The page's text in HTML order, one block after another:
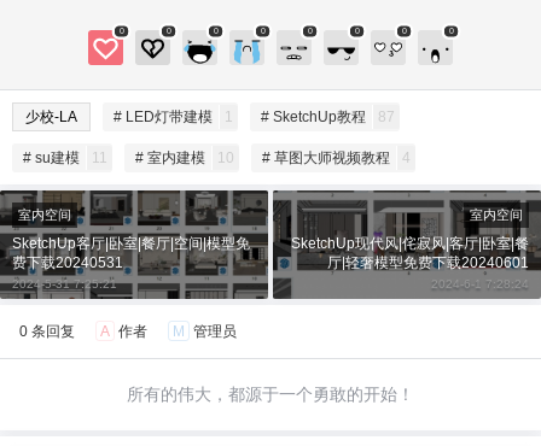
0 0 0 0 0 0 0 0
少校-LA # LED灯带建模 1 # SketchUp教程 87
# su建模 11 # 室内建模 10 # 草图大师视频教程 4
微信支付
立刻支付
室内空间
SketchUp客厅|卧室|餐厅|空间|模型免
费下载20240531
2024-5-31 7:25:21
室内空间
SketchUp现代风|侘寂风|客厅|卧室|餐
厅|轻奢模型免费下载20240601
2024-6-1 7:28:24
0 条回复 A 作者 M 管理员
所有的伟大，都源于一个勇敢的开始！
忘记密码？ 找回